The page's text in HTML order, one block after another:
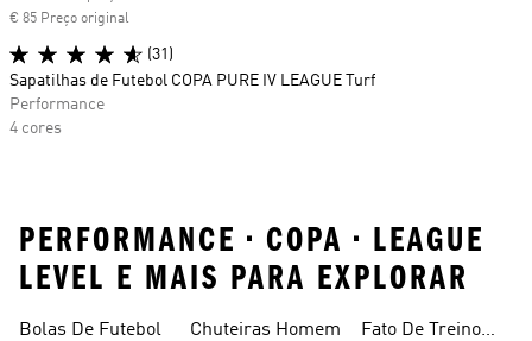
€ 85 Preço original
(31)
Sapatilhas de Futebol COPA PURE IV LEAGUE Turf
Performance
4 cores
PERFORMANCE • COPA • LEAGUE
LEVEL E MAIS PARA EXPLORAR
Bolas De Futebol Chuteiras Homem
Fato De Treino